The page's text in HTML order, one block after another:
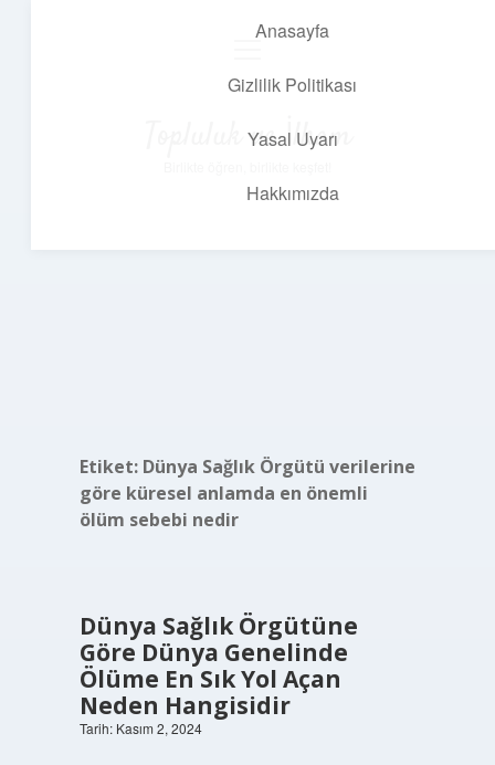
Anasayfa
Gizlilik Politikası
Yasal Uyarı
Hakkımızda
Topluluk ve İlham
Etiket: Dünya Sağlık Örgütü verilerine
göre küresel anlamda en önemli
ölüm sebebi nedir
Dünya Sağlık Örgütüne
Göre Dünya Genelinde
Ölüme En Sık Yol Açan
Neden Hangisidir
Tarih: Kasım 2, 2024